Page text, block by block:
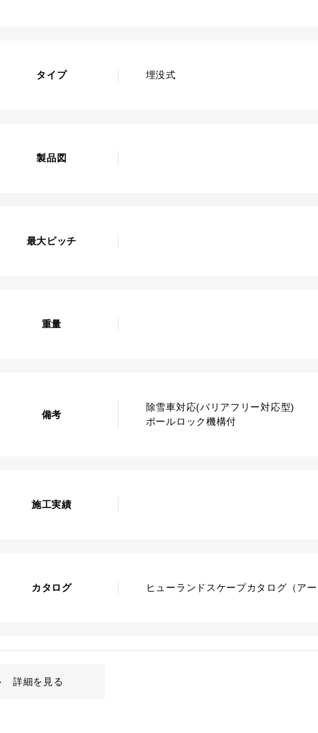
タイプ 埋没式
製品図
最大ピッチ
重量
備考
除雪車対応(バリアフリー対応型)
ポールロック機構付
施工実績
カタログ ヒューランドスケープカタログ（ア
詳細を見る